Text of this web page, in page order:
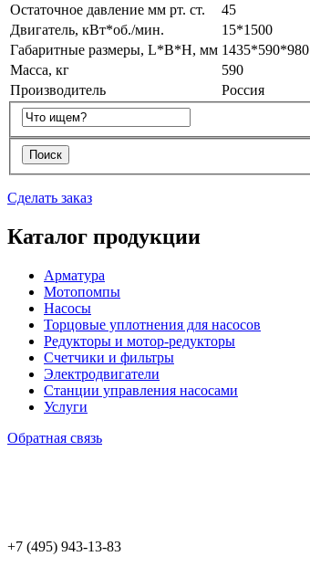
Остаточное давление мм рт. ст.
45
Двигатель, кВт*об./мин.
15*1500
Габаритные размеры, L*B*H, мм 1435*590*980
Масса, кг
590
Производитель
Россия
Сделать заказ
Каталог продукции
Арматура
Мотопомпы
Насосы
Торцовые уплотнения для насосов
Редукторы и мотор-редукторы
Счетчики и фильтры
Электродвигатели
Станции управления насосами
Услуги
Обратная связь
+7 (495) 943-13-83